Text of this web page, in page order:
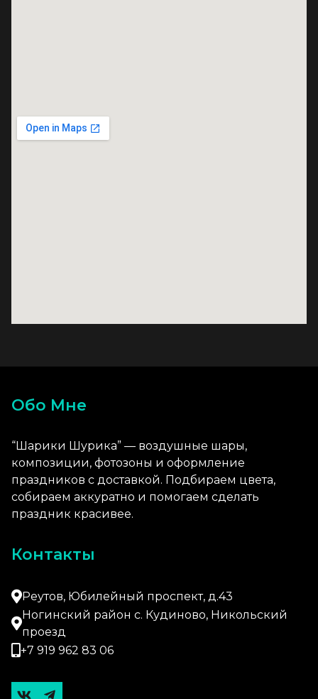
Обо Мне
“Шарики Шурика” — воздушные шары,
композиции, фотозоны и оформление
праздников с доставкой. Подбираем цвета,
собираем аккуратно и помогаем сделать
праздник красивее.
Контакты
Реутов, Юбилейный проспект, д.43
Ногинский район с. Кудиново, Никольский
проезд
+7 919 962 83 06